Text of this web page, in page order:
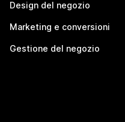
Design del negozio
Marketing e conversioni
Gestione del negozio